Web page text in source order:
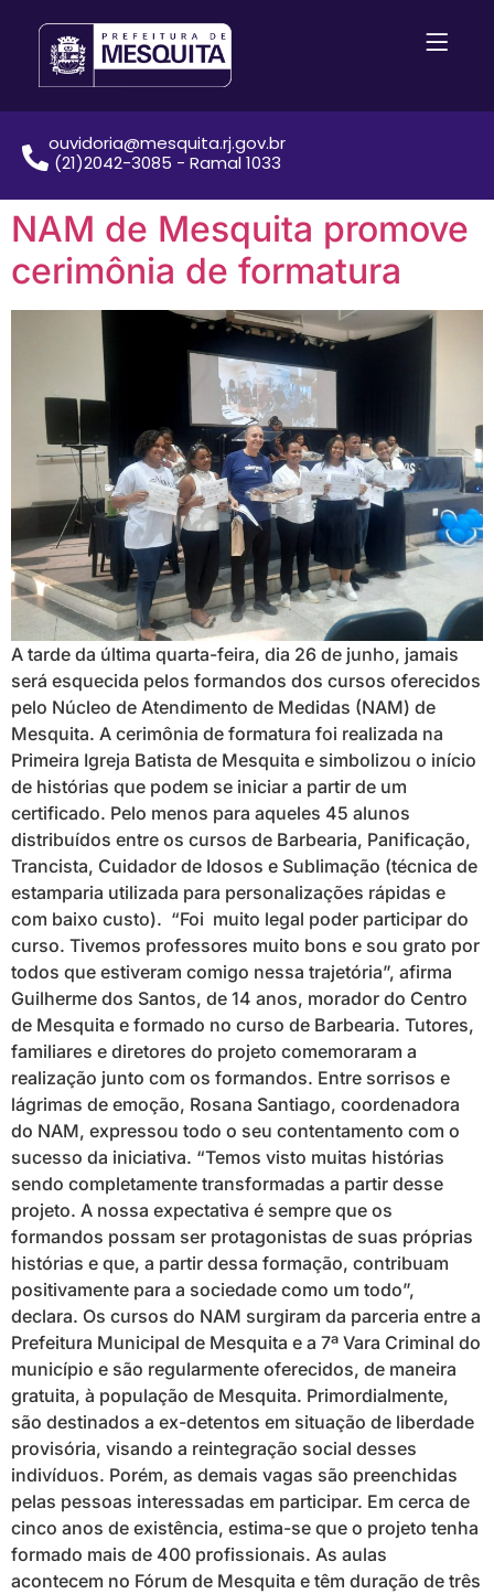
ouvidoria@mesquita.rj.gov.br
(21)2042-3085 - Ramal 1033
NAM de Mesquita promove
cerimônia de formatura
A tarde da última quarta-feira, dia 26 de junho, jamais
será esquecida pelos formandos dos cursos oferecidos
pelo Núcleo de Atendimento de Medidas (NAM) de
Mesquita. A cerimônia de formatura foi realizada na
Primeira Igreja Batista de Mesquita e simbolizou o início
de histórias que podem se iniciar a partir de um
certificado. Pelo menos para aqueles 45 alunos
distribuídos entre os cursos de Barbearia, Panificação,
Trancista, Cuidador de Idosos e Sublimação (técnica de
estamparia utilizada para personalizações rápidas e
com baixo custo). “Foi muito legal poder participar do
curso. Tivemos professores muito bons e sou grato por
todos que estiveram comigo nessa trajetória”, afirma
Guilherme dos Santos, de 14 anos, morador do Centro
de Mesquita e formado no curso de Barbearia. Tutores,
familiares e diretores do projeto comemoraram a
realização junto com os formandos. Entre sorrisos e
lágrimas de emoção, Rosana Santiago, coordenadora
do NAM, expressou todo o seu contentamento com o
sucesso da iniciativa. “Temos visto muitas histórias
sendo completamente transformadas a partir desse
projeto. A nossa expectativa é sempre que os
formandos possam ser protagonistas de suas próprias
histórias e que, a partir dessa formação, contribuam
positivamente para a sociedade como um todo”,
declara. Os cursos do NAM surgiram da parceria entre a
Prefeitura Municipal de Mesquita e a 7ª Vara Criminal do
município e são regularmente oferecidos, de maneira
gratuita, à população de Mesquita. Primordialmente,
são destinados a ex-detentos em situação de liberdade
provisória, visando a reintegração social desses
indivíduos. Porém, as demais vagas são preenchidas
pelas pessoas interessadas em participar. Em cerca de
cinco anos de existência, estima-se que o projeto tenha
formado mais de 400 profissionais. As aulas
acontecem no Fórum de Mesquita e têm duração de três